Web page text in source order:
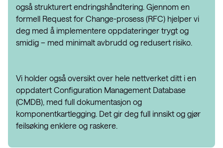
også strukturert endringshåndtering. Gjennom en
formell Request for Change-prosess (RFC) hjelper vi
deg med å implementere oppdateringer trygt og
smidig – med minimalt avbrudd og redusert risiko.
Vi holder også oversikt over hele nettverket ditt i en
oppdatert Configuration Management Database
(CMDB), med full dokumentasjon og
komponentkartlegging. Det gir deg full innsikt og gjør
feilsøking enklere og raskere.